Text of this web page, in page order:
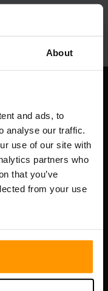
About
and ads, to
analyse our traffic.
use of our site with
partners who
that you’ve
from your use
linnaosa,